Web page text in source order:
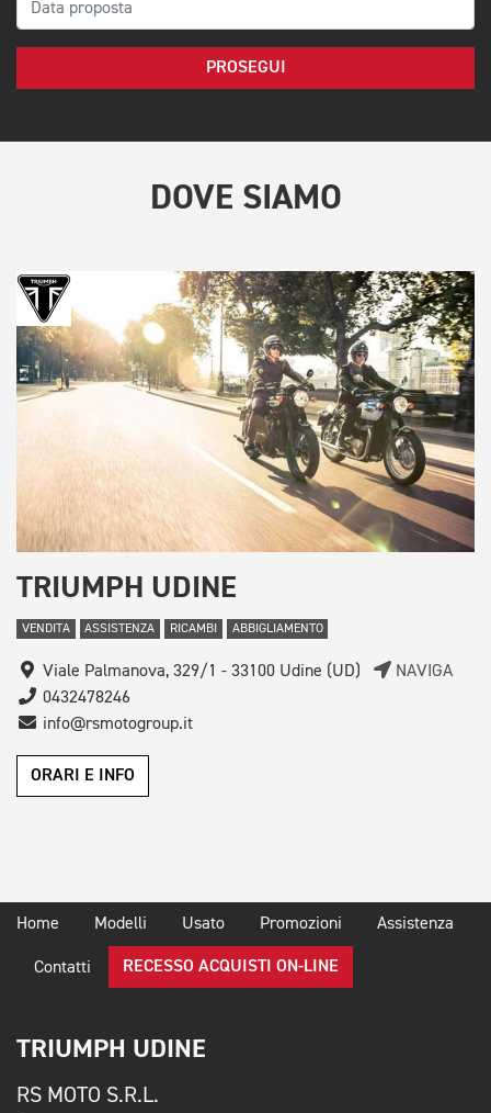
PROSEGUI
DOVE SIAMO
TRIUMPH UDINE
VENDITA ASSISTENZA RICAMBI ABBIGLIAMENTO
Viale Palmanova, 329/1 - 33100 Udine (UD)
NAVIGA
0432478246
info@rsmotogroup.it
ORARI E INFO
Home Modelli Usato Promozioni Assistenza
Contatti RECESSO ACQUISTI ON-LINE
TRIUMPH UDINE
RS MOTO S.R.L.